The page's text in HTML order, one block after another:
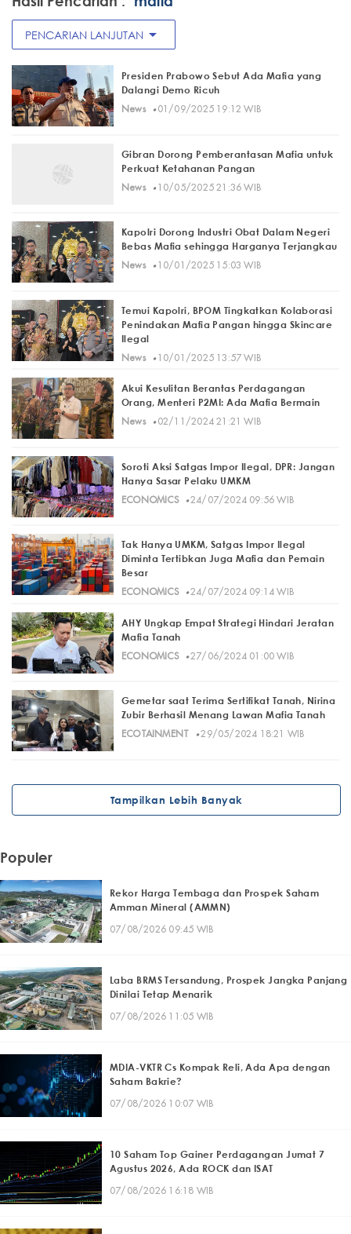
PENCARIAN LANJUTAN arrow_drop_down
Presiden Prabowo Sebut Ada Mafia yang
Dalangi Demo Ricuh
News· 01/09/2025 19:12 WIB
Gibran Dorong Pemberantasan Mafia untuk
Perkuat Ketahanan Pangan
News· 10/05/2025 21:36 WIB
Kapolri Dorong Industri Obat Dalam Negeri
Bebas Mafia sehingga Harganya Terjangkau
News· 10/01/2025 15:03 WIB
Temui Kapolri, BPOM Tingkatkan Kolaborasi
Penindakan Mafia Pangan hingga Skincare
Ilegal
News· 10/01/2025 13:57 WIB
Akui Kesulitan Berantas Perdagangan
Orang, Menteri P2MI: Ada Mafia Bermain
News· 02/11/2024 21:21 WIB
Soroti Aksi Satgas Impor Ilegal, DPR: Jangan
Hanya Sasar Pelaku UMKM
ECONOMICS· 24/07/2024 09:56 WIB
Tak Hanya UMKM, Satgas Impor Ilegal
Diminta Tertibkan Juga Mafia dan Pemain
Besar
ECONOMICS· 24/07/2024 09:14 WIB
AHY Ungkap Empat Strategi Hindari Jeratan
Mafia Tanah
ECONOMICS· 27/06/2024 01:00 WIB
Gemetar saat Terima Sertifikat Tanah, Nirina
Zubir Berhasil Menang Lawan Mafia Tanah
ECOTAINMENT
· 29/05/2024 18:21 WIB
Tampilkan Lebih Banyak
Populer
Rekor Harga Tembaga dan Prospek Saham
Amman Mineral (AMMN)
07/08/2026 09:45 WIB
Laba BRMS Tersandung, Prospek Jangka Panjang
Dinilai Tetap Menarik
07/08/2026 11:05 WIB
MDIA-VKTR Cs Kompak Reli, Ada Apa dengan
Saham Bakrie?
07/08/2026 10:07 WIB
10 Saham Top Gainer Perdagangan Jumat 7
Agustus 2026, Ada ROCK dan ISAT
07/08/2026 16:18 WIB